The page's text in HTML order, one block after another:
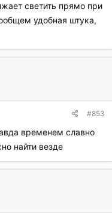
светить прямо при
удобная штука,
#853
временем славно
найти везде